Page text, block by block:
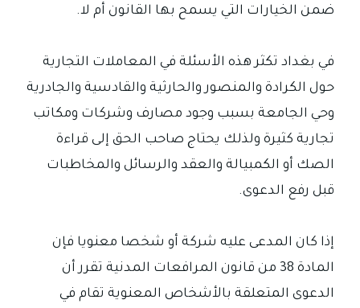
ضمن الخيارات التي يسمح بها القانون أم لا.
في بغداد تكثر هذه الأسئلة في المعاملات التجارية
حول الكرادة والمنصور والحارثية والقادسية والجادرية
وحي الجامعة بسبب وجود مصارف وشركات ومكاتب
تجارية كثيرة ولذلك يحتاج صاحب الحق إلى قراءة
الصك أو الكمبيالة والعقد والرسائل والمخاطبات
قبل رفع الدعوى.
إذا كان المدعى عليه شركة أو شخصا معنويا فإن
المادة 38 من قانون المرافعات المدنية تقرر أن
الدعوى المتعلقة بالأشخاص المعنوية تقام في